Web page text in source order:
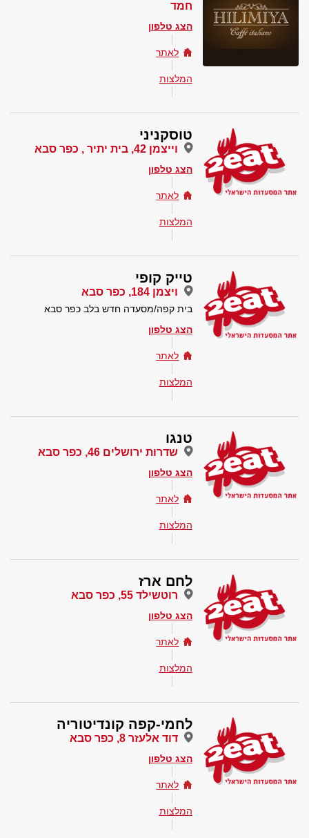
חמד
הצג טלפון
לאתר
המלצות
טוסקניני
וייצמן 42, בית יתיר , כפר סבא
הצג טלפון
לאתר
המלצות
טייק קופי
ויצמן 184, כפר סבא
בית קפה/מסעדה חדש בלב כפר סבא
הצג טלפון
לאתר
המלצות
טנגו
שדרות ירושלים 46, כפר סבא
הצג טלפון
לאתר
המלצות
לחם ארז
רוטשילד 55, כפר סבא
הצג טלפון
לאתר
המלצות
לחמי-קפה קונדיטוריה
דוד אלעזר 8, כפר סבא
הצג טלפון
לאתר
המלצות